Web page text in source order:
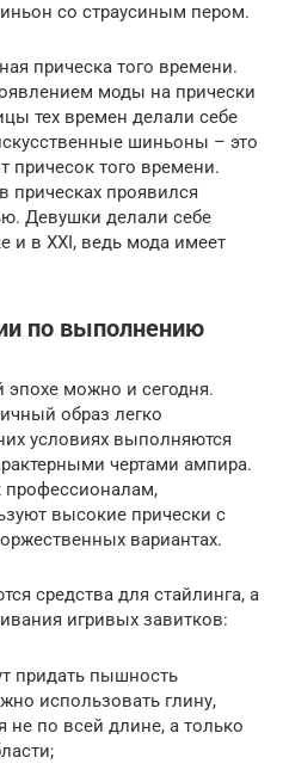
со страусиным пером.
прическа того времени.
моды на прически
тех времен делали себе
шиньоны – это
причесок того времени.
прическах проявился
Девушки делали себе
и в XXI, ведь мода имеет
по выполнению
эпохе можно и сегодня.
образ легко
условиях выполняются
чертами ампира.
профессионалам,
высокие прически с
вариантах.
средства для стайлинга, а
игривых завитков:
придать пышность
использовать глину,
не по всей длине, а только